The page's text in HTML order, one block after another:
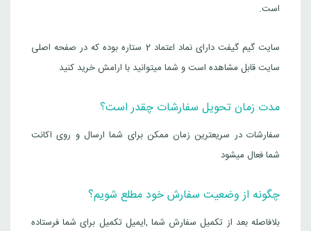
است.
سایت گیم گیفت دارای نماد اعتماد 2 ستاره بوده که در صفحه اصلی
سایت قابل مشاهده است و شما میتوانید با ارامش خرید کنید
مدت زمان تحویل سفارشات چقدر است؟
سفارشات در سریعترین زمان ممکن برای شما ارسال و روی اکانت
شما فعال میشود
چگونه از وضعیت سفارش خود مطلع شویم؟
بلافاصله بعد از تکمیل سفارش شما ,ایمیل تکمیل برای شما فرستاده